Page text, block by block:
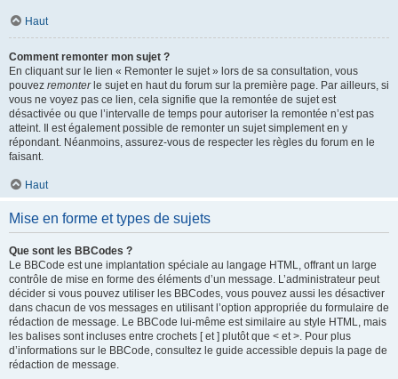
Haut
Comment remonter mon sujet ?
En cliquant sur le lien « Remonter le sujet » lors de sa consultation, vous
pouvez remonterle sujet en haut du forum sur la première page. Par ailleurs, si
vous ne voyez pas ce lien, cela signifie que la remontée de sujet est
désactivée ou que l’intervalle de temps pour autoriser la remontée n’est pas
atteint. Il est également possible de remonter un sujet simplement en y
répondant. Néanmoins, assurez-vous de respecter les règles du forum en le
faisant.
Haut
Mise en forme et types de sujets
Que sont les BBCodes ?
Le BBCode est une implantation spéciale au langage HTML, offrant un large
contrôle de mise en forme des éléments d’un message. L’administrateur peut
décider si vous pouvez utiliser les BBCodes, vous pouvez aussi les désactiver
dans chacun de vos messages en utilisant l’option appropriée du formulaire de
rédaction de message. Le BBCode lui-même est similaire au style HTML, mais
les balises sont incluses entre crochets [ et ] plutôt que < et >. Pour plus
d’informations sur le BBCode, consultez le guide accessible depuis la page de
rédaction de message.